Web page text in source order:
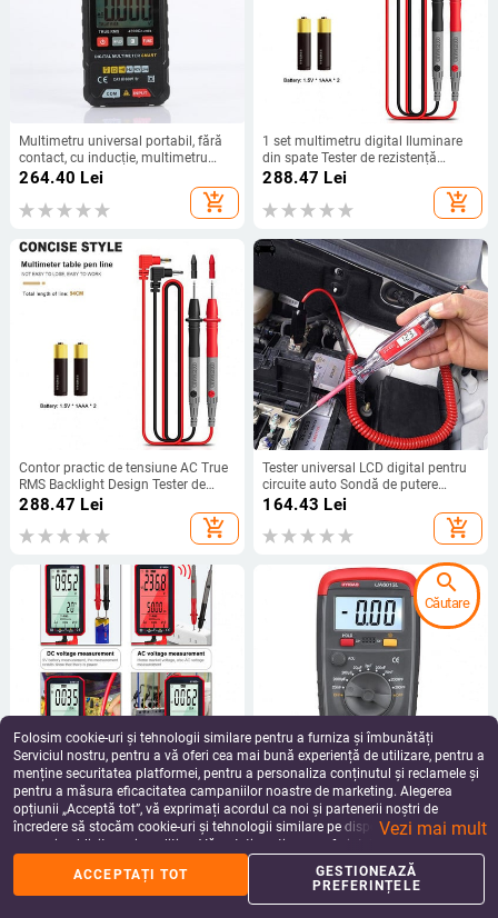
Multimetru universal portabil, fără
contact, cu inducție, multimetru
portabil compact pentru test de
264.40 Lei
add_shopping_cart
1 set multimetru digital Iluminare
din spate Tester de rezistență
Rezistență AC Tensiune Multimetru
288.47 Lei
add_shopping_cart
Contor practic de tensiune AC True
RMS Backlight Design Tester de
rezistență ușor de citit pentru uz
288.47 Lei
add_shopping_cart
Tester universal LCD digital pentru
circuite auto Sondă de putere
Instrument de diagnosticare auto 5-
48V Stilo de testare a tensiunii cu
siguranțe electrice
164.43 Lei
add_shopping_cart
1 set de multimetru inteligent de
tensiune AC de rezistență practică
cu set de stilouri multimetru
inteligent ABS aplicație largă
288.47Lei
add_shopping_cart
Contor de capacitate convenabil, cu
rază manuală mică, multimetru din
plastic, multimetru portabil
antirugină
258.15Lei
add_shopping_cart
Folosim cookie-uri și tehnologii similare pentru a furniza și îmbunătăți
Serviciul nostru, pentru a vă oferi cea mai bună experiență de utilizare, pentru a
menține securitatea platformei, pentru a personaliza conținutul și reclamele și
pentru a măsura eficacitatea campaniilor noastre de marketing. Alegerea
opțiunii „Acceptă tot”, vă exprimați acordul ca noi și partenerii noștri de
încredere să stocăm cookie-uri și tehnologii similare pe dispozitivul dvs. în
scopuri publicitare și analitice. Vă puteți gestiona preferințele în orice moment
făcând clic pe „Gestionează preferințele”. Pentru mai multe informații, vă
rugăm să consultațiPolitica noastră de confidențialitate.
Vezi mai mult
ACCEPTAȚI TOT
GESTIONEAZĂ
PREFERINȚELE
search
Căutare